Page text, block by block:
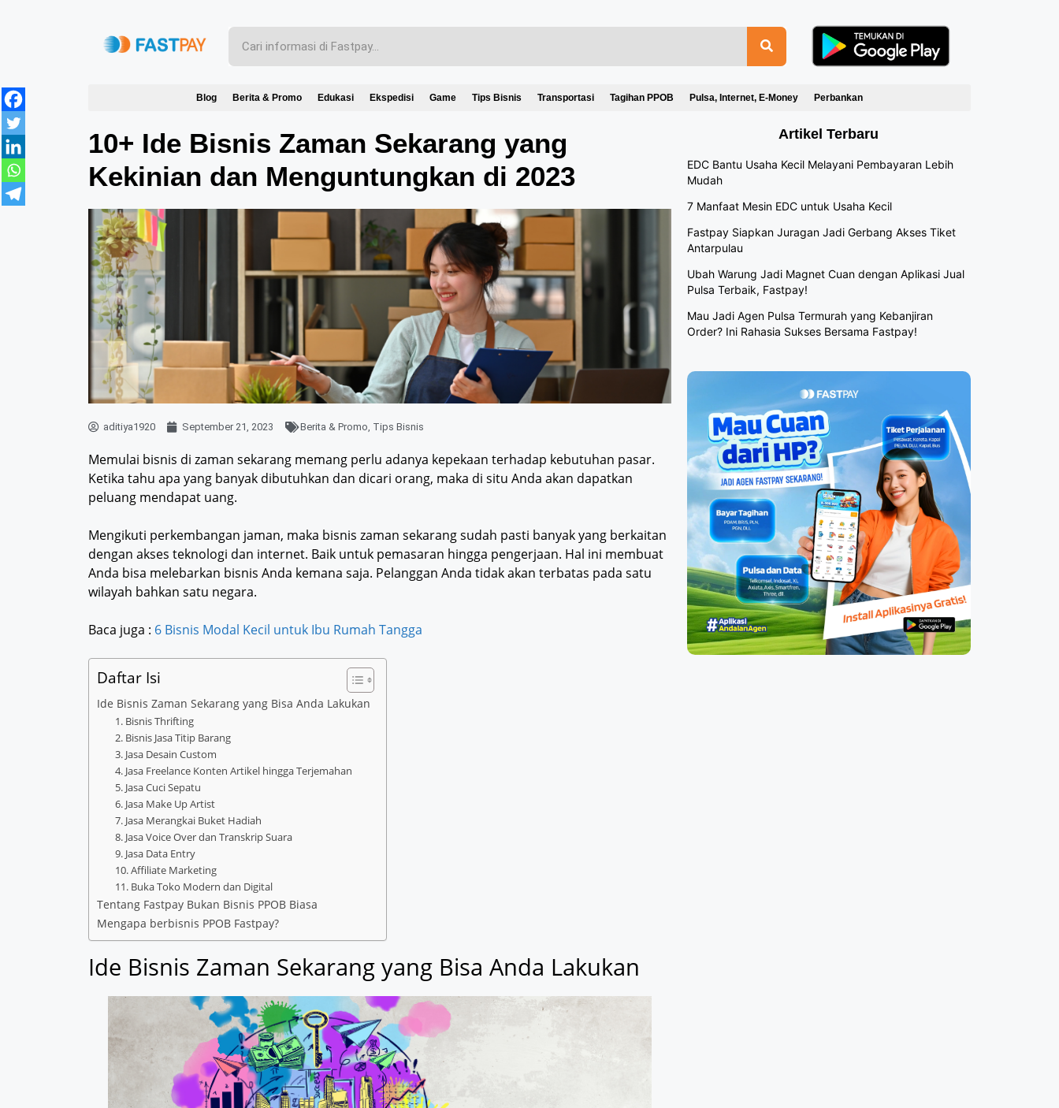
Blog Berita & Promo Edukasi Ekspedisi Game Tips Bisnis Transportasi Tagihan PPOB Pulsa, Internet, E-Money Perbankan
10+ Ide Bisnis Zaman Sekarang yang
Kekinian dan Menguntungkan di 2023
aditiya1920 September 21, 2023 Berita & Promo, Tips Bisnis
Memulai bisnis di zaman sekarang memang perlu adanya kepekaan terhadap kebutuhan pasar.
Ketika tahu apa yang banyak dibutuhkan dan dicari orang, maka di situ Anda akan dapatkan
peluang mendapat uang.
Mengikuti perkembangan jaman, maka bisnis zaman sekarang sudah pasti banyak yang berkaitan
dengan akses teknologi dan internet. Baik untuk pemasaran hingga pengerjaan. Hal ini membuat
Anda bisa melebarkan bisnis Anda kemana saja. Pelanggan Anda tidak akan terbatas pada satu
wilayah bahkan satu negara.
Baca juga : 6 Bisnis Modal Kecil untuk Ibu Rumah Tangga
Daftar Isi
Ide Bisnis Zaman Sekarang yang Bisa Anda Lakukan
1. Bisnis Thrifting
2. Bisnis Jasa Titip Barang
3. Jasa Desain Custom
4. Jasa Freelance Konten Artikel hingga Terjemahan
5. Jasa Cuci Sepatu
6. Jasa Make Up Artist
7. Jasa Merangkai Buket Hadiah
8. Jasa Voice Over dan Transkrip Suara
9. Jasa Data Entry
10. Affiliate Marketing
11. Buka Toko Modern dan Digital
Tentang Fastpay Bukan Bisnis PPOB Biasa
Mengapa berbisnis PPOB Fastpay?
Ide Bisnis Zaman Sekarang yang Bisa Anda Lakukan
Artikel Terbaru
EDC Bantu Usaha Kecil Melayani Pembayaran Lebih
Mudah
7 Manfaat Mesin EDC untuk Usaha Kecil
Fastpay Siapkan Juragan Jadi Gerbang Akses Tiket
Antarpulau
Ubah Warung Jadi Magnet Cuan dengan Aplikasi Jual
Pulsa Terbaik, Fastpay!
Mau Jadi Agen Pulsa Termurah yang Kebanjiran
Order? Ini Rahasia Sukses Bersama Fastpay!